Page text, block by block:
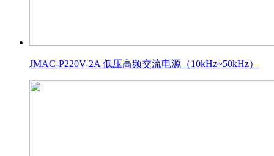
JMAC-P220V-2A 低压高频交流电源（10kHz~50kHz）